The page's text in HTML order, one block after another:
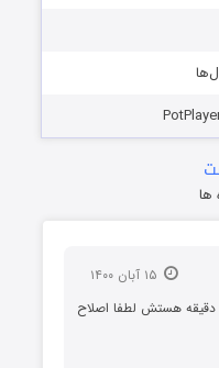
ها
جان مدت زمان این مستند 53 دقیقه هستش لطفا اصلاح